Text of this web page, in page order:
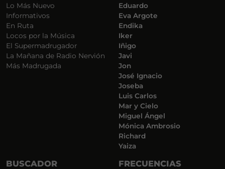
Lo Más Nuevo
Informativos
En Ruta
Locos por la Música
El Supermadrugador
La Mañana de Radio Nervión
Más Madrugada
Eduardo
Eva Argote
Endika
Iker
Iñigo
Javi
Jon
José Ignacio
Joseba
Luis Carlos
Mar y Cielo
Miguel Ángel
Mónica Ambrosio
Richard
Yaiza
BUSCADOR FRECUENCIAS